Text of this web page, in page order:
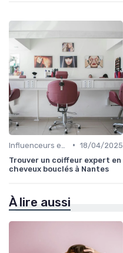
• 18/04/2025
Trouver un coiffeur expert en
cheveux bouclés à Nantes
À lire aussi